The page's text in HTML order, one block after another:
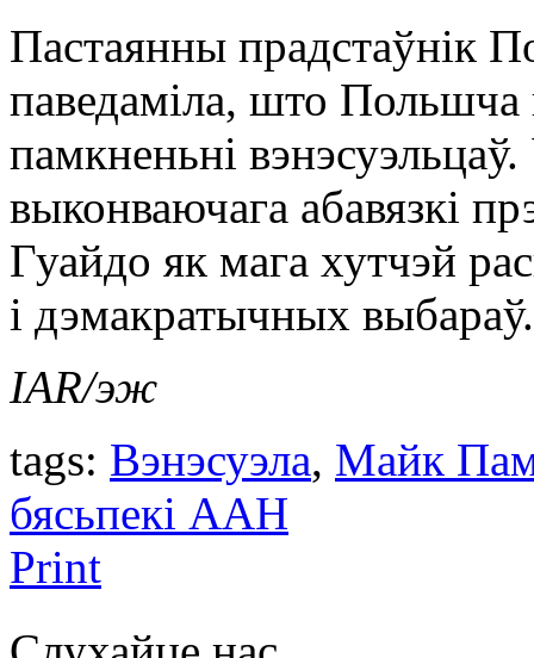
Пастаянны прадстаўнік
паведаміла, што
памкненьні
выконваючага абавязкі
Гуайдо як мага хутчэй
і дэмакратычных выбараў.
IAR/эж
tags: Вэнэсуэла, Майк
бясьпекі ААН
Print